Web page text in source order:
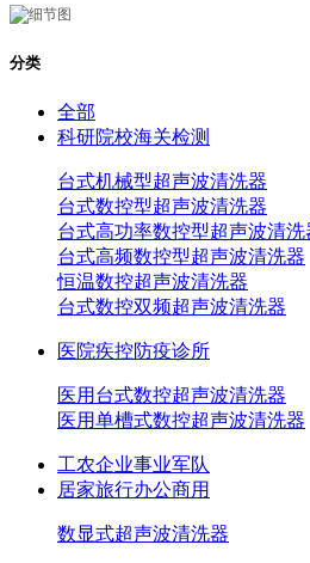
分类
全部
科研院校海关检测
台式机械型超声波清洗器
台式数控型超声波清洗器
台式高功率数控型超声波清洗
台式高频数控型超声波清洗器
恒温数控超声波清洗器
台式数控双频超声波清洗器
医院疾控防疫诊所
医用台式数控超声波清洗器
医用单槽式数控超声波清洗器
工农企业事业军队
居家旅行办公商用
数显式超声波清洗器